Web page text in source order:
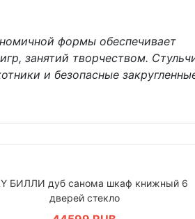
формы обеспечивает
занятий творчеством.
и безопасные
БИЛЛИ дуб санома шкаф книжный 6
дверей стекло